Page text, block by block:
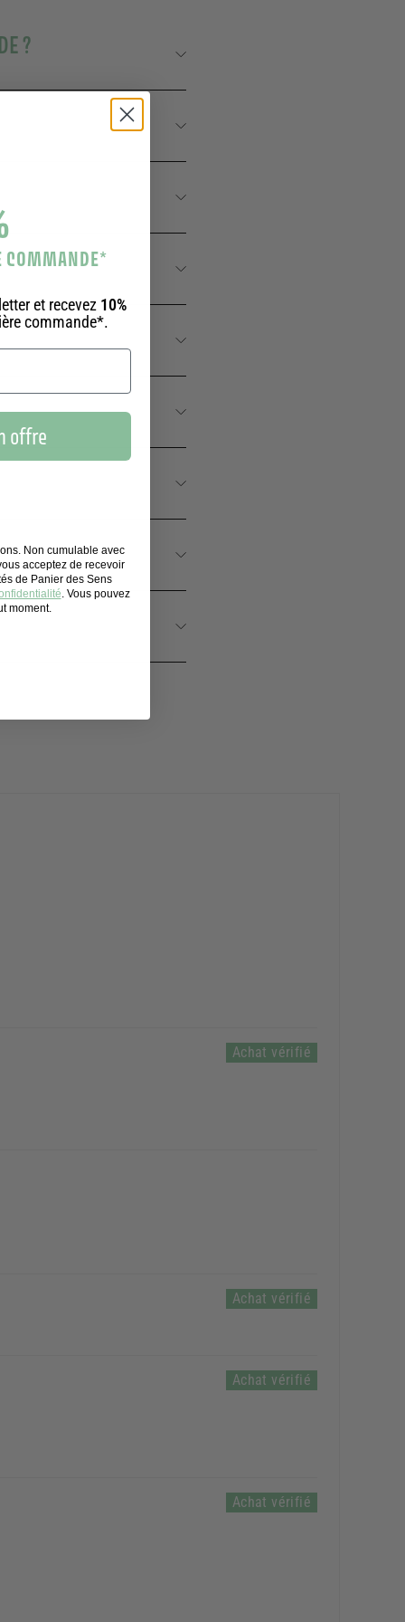
?
COMMANDE*
et recevez 10%
commande*.
offre
Non cumulable avec
acceptez de recevoir
de Panier des Sens
. Vous pouvez
moment.